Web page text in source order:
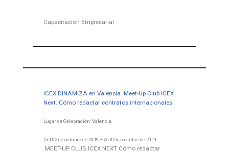
Capacitación Empresarial
ICEX DINAMIZA en Valencia. Meet-Up Club ICEX
Next. Cómo redactar contratos internacionales
Lugar de Celebración: Valencia
Del 02 de octubre de 2019 – Al 02 de octubre de 2019
MEET-UP CLUB ICEX NEXT Cómo redactar